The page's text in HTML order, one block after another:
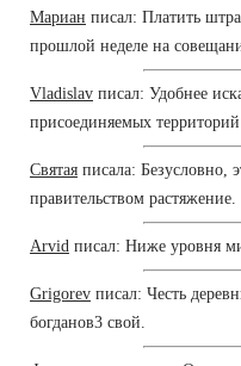
Мариан писал: Платить
прошлой неделе на
Vladislav писал: Удобнее
присоединяемых территорий
Святая писала: Безусловно,
правительством растяжение.
Arvid писал: Ниже уровня
Grigorev писал: Честь
богданов3 свой.